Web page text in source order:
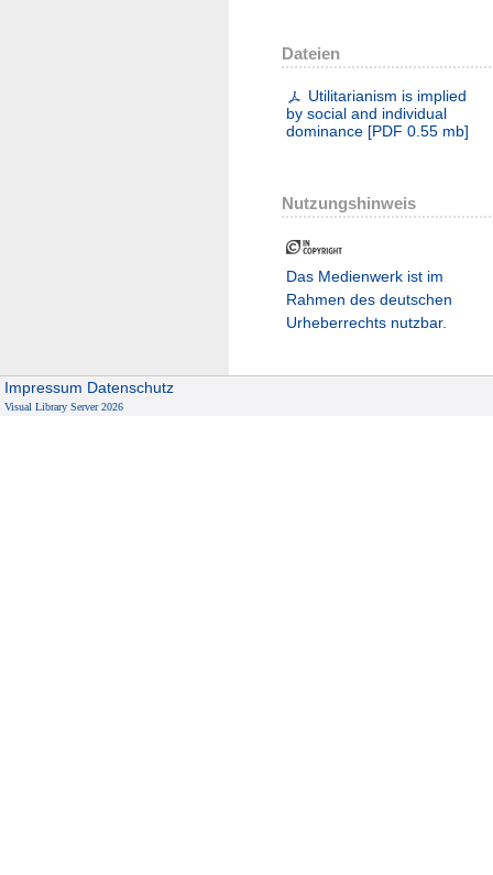
Dateien
Utilitarianism is implied
by social and individual
dominance [PDF 0.55 mb]
Nutzungshinweis
Das Medienwerk ist im
Rahmen des deutschen
Urheberrechts nutzbar.
Impressum Datenschutz
Visual Library Server 2026